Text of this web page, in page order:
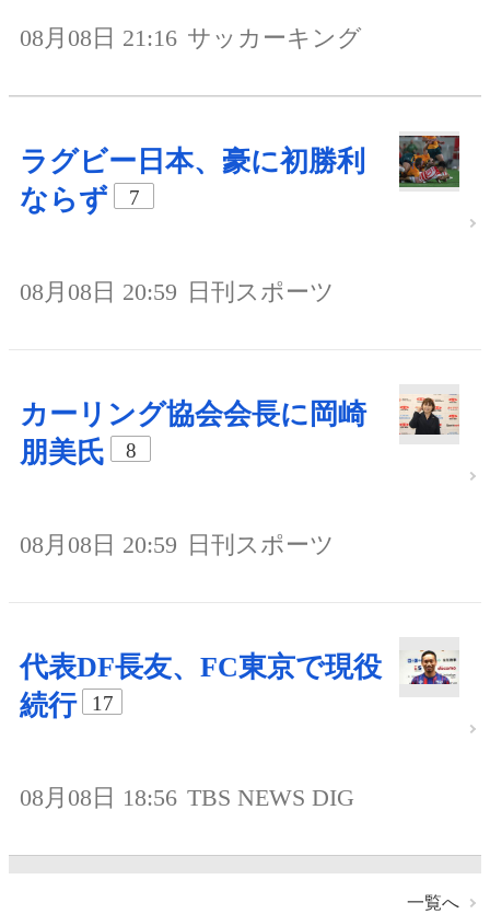
08月08日 21:16 サッカーキング
ラグビー日本、豪に初勝利
ならず
7
08月08日 20:59 日刊スポーツ
カーリング協会会長に岡崎
朋美氏
8
08月08日 20:59 日刊スポーツ
代表DF長友、FC東京で現役
続行
17
08月08日 18:56 TBS NEWS DIG
一覧へ